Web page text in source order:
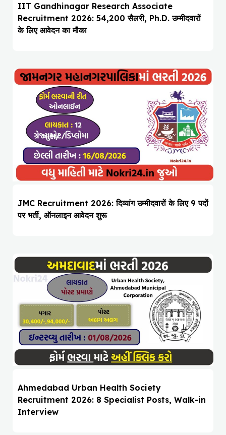
IIT Gandhinagar Research Associate
Recruitment 2026: ₹54,200 सैलरी, Ph.D. उम्मीदवारों
के लिए आवेदन का मौका
JMC Recruitment 2026: दिव्यांग उम्मीदवारों के लिए 9 पदों
पर भर्ती, ऑनलाइन आवेदन शुरू
Ahmedabad Urban Health Society
Recruitment 2026: 8 Specialist Posts, Walk-in
Interview